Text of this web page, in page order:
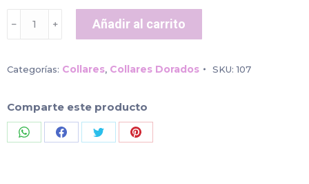
cantidad
﹣ ﹢ Añadir al carrito
Categorías: Collares, Collares Dorados SKU:107
Comparte este producto
Share Share Share Share